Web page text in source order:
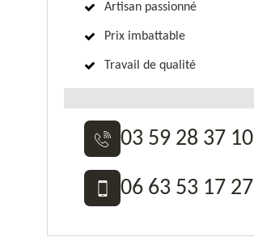
Artisan passionné
Prix imbattable
Travail de qualité
03 59 28 37 10
06 63 53 17 27